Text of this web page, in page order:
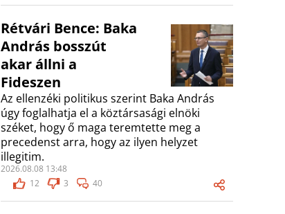
Rétvári Bence: Baka
András bosszút
akar állni a
Fideszen
Az ellenzéki politikus szerint Baka András
úgy foglalhatja el a köztársasági elnöki
széket, hogy ő maga teremtette meg a
precedenst arra, hogy az ilyen helyzet
illegitim.
2026.08.08 13:48
12
3 40